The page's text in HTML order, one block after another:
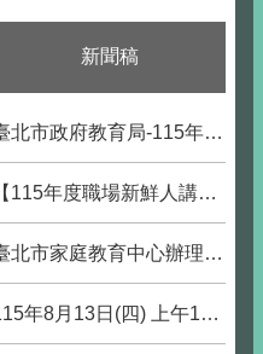
新聞稿
局-115年度推展家庭教育補助實施計畫開放申請
新鮮人講座】 職場新鮮人的自我照顧指南
不只是幫忙：數位時代的共同照顧與家庭教育」微論壇，開放報名中。
午10:00-12:00 防詐與心理健康講座，熱烈報名中！